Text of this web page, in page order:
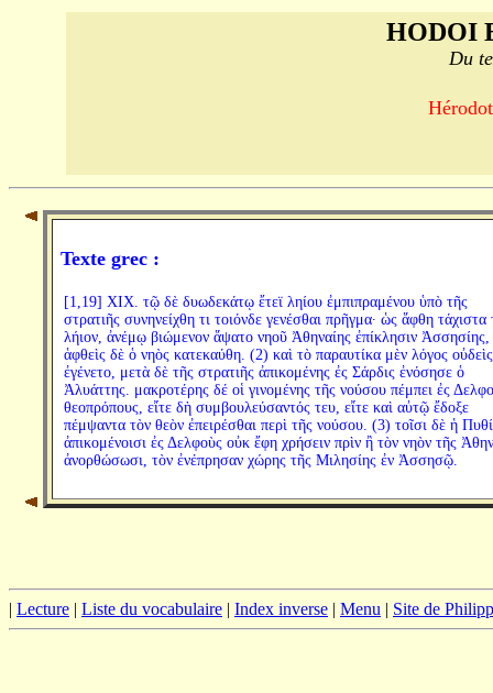
HODOI
Du
Texte grec :
[1,19] XIX. τῷ δὲ δυωδεκάτῳ ἔτεϊ ληίου ἐμπιπραμένου ὑπὸ τῆς
στρατιῆς συνηνείχθη τι τοιόνδε γενέσθαι πρῆγμα· ὡς ἅφθη τάχιστα
λήιον, ἀνέμῳ βιώμενον ἅψατο νηοῦ Ἀθηναίης ἐπίκλησιν Ἀσσησίης,
ἁφθεὶς δὲ ὁ νηὸς κατεκαύθη. (2) καὶ τὸ παραυτίκα μὲν λόγος οὐδεὶς
ἐγένετο, μετὰ δὲ τῆς στρατιῆς ἀπικομένης ἐς Σάρδις ἐνόσησε ὁ
Ἀλυάττης. μακροτέρης δέ οἱ γινομένης τῆς νούσου πέμπει ἐς
θεοπρόπους, εἴτε δὴ συμβουλεύσαντός τευ, εἴτε καὶ αὐτῷ ἔδοξε
πέμψαντα τὸν θεὸν ἐπειρέσθαι περὶ τῆς νούσου. (3) τοῖσι δὲ ἡ
ἀπικομένοισι ἐς Δελφοὺς οὐκ ἔφη χρήσειν πρὶν ἢ τὸν νηὸν τῆς
ἀνορθώσωσι, τὸν ἐνέπρησαν χώρης τῆς Μιλησίης ἐν Ἀσσησῷ.
| Lecture | Liste du vocabulaire | Index inverse | Menu | Site de